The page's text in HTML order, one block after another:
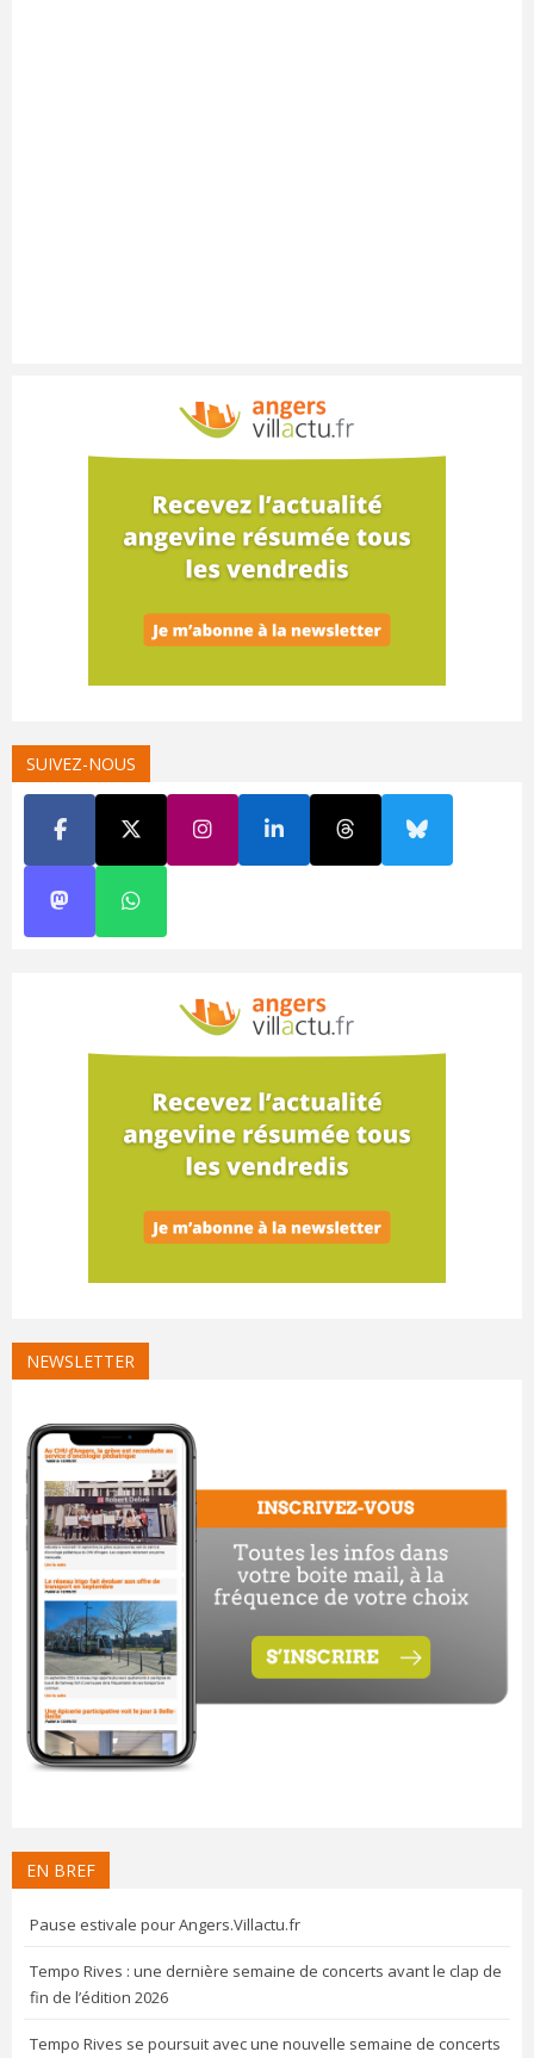
SUIVEZ-NOUS
NEWSLETTER
EN BREF
Pause estivale pour Angers.Villactu.fr
Tempo Rives : une dernière semaine de concerts avant le clap de
fin de l’édition 2026
Tempo Rives se poursuit avec une nouvelle semaine de concerts